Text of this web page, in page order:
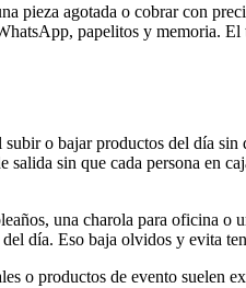
pieza agotada o cobrar con
papelitos y memoria.
o bajar productos del día
sin que cada persona en
una charola para oficina
día. Eso baja olvidos y evita
o productos de evento